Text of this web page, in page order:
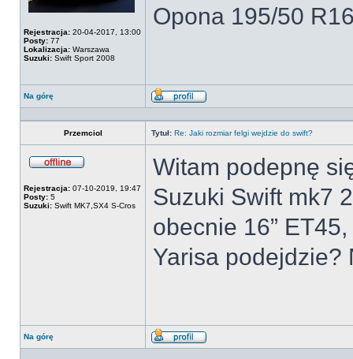
Rejestracja: 20-04-2017, 13:00
Posty: 77
Lokalizacja: Warszawa
Suzuki: Swift Sport 2008
Opona 195/50
Na górę
Wyświetl
Przemciol
Tytuł: Re: Jaki rozmiar felgi wejdzie do swift?
Rejestracja: 07-10-2019, 19:47
Posty: 5
Suzuki: Swift MK7,SX4 S-Cros
Witam podepnę
Suzuki Swift mk7
obecnie 16”
Yarisa podejdzie?
Na górę
Wyświetl